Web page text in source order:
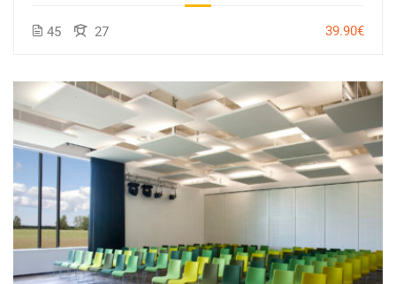
45 27 39.90€